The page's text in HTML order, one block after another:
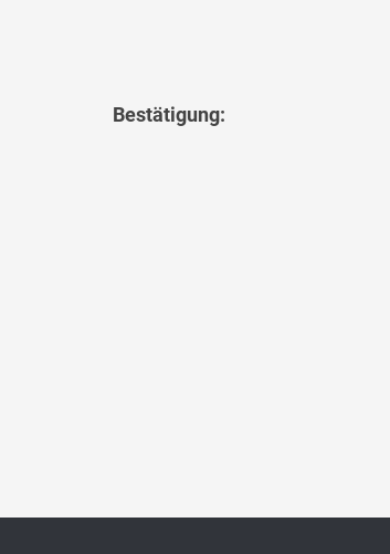
Bestätigung: